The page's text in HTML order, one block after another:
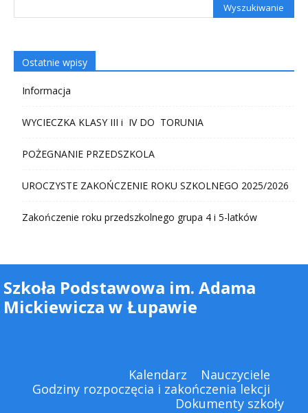
Ostatnie wpisy
Informacja
WYCIECZKA KLASY III i IV DO TORUNIA
POŻEGNANIE PRZEDSZKOLA
UROCZYSTE ZAKOŃCZENIE ROKU SZKOLNEGO 2025/2026
Zakończenie roku przedszkolnego grupa 4 i 5-latków
Szkoła Podstawowa im. Adama
Mickiewicza w Łupawie
Kalendarz
Nauczyciele
Godziny rozpoczęcia i zakończenia lekcji
Dokumenty szkoły